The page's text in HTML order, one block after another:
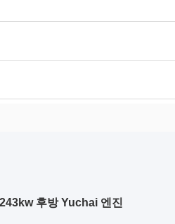
후방 Yuchai 엔진